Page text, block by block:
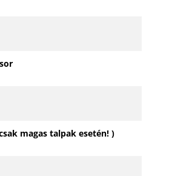
magas talpak esetén! )